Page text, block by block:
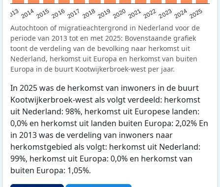
20132014201520162017 20182019 202020212022202320242025
Autochtoon of migratieachtergrond in Nederland voor de
periode van 2013 tot en met 2025: Bovenstaande grafiek
toont de verdeling van de bevolking naar herkomst uit
Nederland, herkomst uit Europa en herkomst van buiten
Europa in de buurt Kootwijkerbroek-west per jaar.
In 2025 was de herkomst van inwoners in de buurt
Kootwijkerbroek-west als volgt verdeeld: herkomst
uit Nederland: 98%, herkomst uit Europese landen:
0,0% en herkomst uit landen buiten Europa: 2,02% En
in 2013 was de verdeling van inwoners naar
herkomstgebied als volgt: herkomst uit Nederland:
99%, herkomst uit Europa: 0,0% en herkomst van
buiten Europa: 1,05%.